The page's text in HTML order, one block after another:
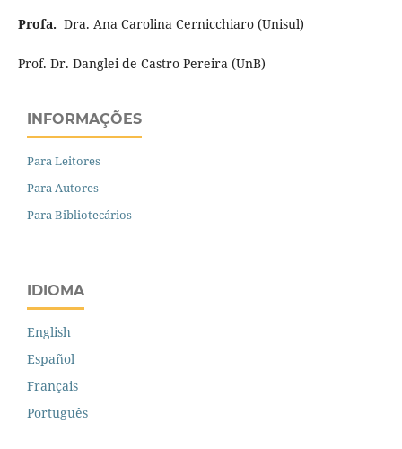
Profa. Dra. Ana Carolina Cernicchiaro (Unisul)
Prof. Dr. Danglei de Castro Pereira (UnB)
INFORMAÇÕES
Para Leitores
Para Autores
Para Bibliotecários
IDIOMA
English
Español
Français
Português